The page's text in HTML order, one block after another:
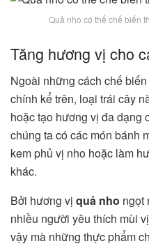
Quả nho có thể chế biến
Tăng hương vị cho
Ngoài những cách chế
chính kể trên, loại trái cây
hoặc tạo hương vị đa dạng
chúng ta có các món bánh
kem phủ vị nho hoặc làm
khác.
Bởi hương vị quả nho ngọt
nhiều người yêu thích mùi
vậy mà những thực phẩm